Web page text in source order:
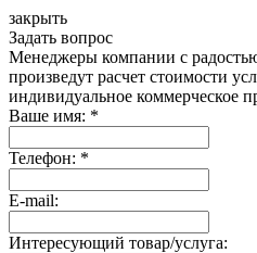
закрыть
Задать вопрос
Менеджеры компании с
произведут расчет стоимости
индивидуальное коммерческое
Ваше имя: *
Телефон: *
E-mail:
Интересующий товар/услуга: